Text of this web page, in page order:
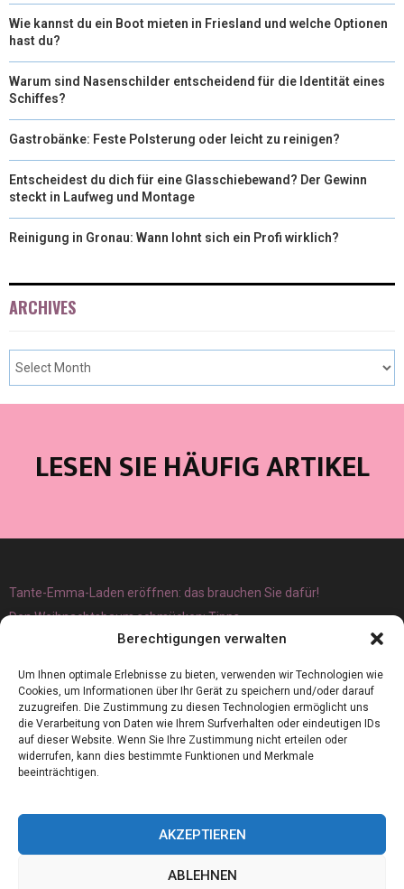
Berechtigungen verwalten
Um Ihnen optimale Erlebnisse zu bieten, verwenden wir Technologien wie
Cookies, um Informationen über Ihr Gerät zu speichern und/oder darauf
zuzugreifen. Die Zustimmung zu diesen Technologien ermöglicht uns
die Verarbeitung von Daten wie Ihrem Surfverhalten oder eindeutigen IDs
auf dieser Website. Wenn Sie Ihre Zustimmung nicht erteilen oder
widerrufen, kann dies bestimmte Funktionen und Merkmale
beeinträchtigen.
AKZEPTIEREN
ABLEHNEN
Wie kannst du ein Boot mieten in Friesland und welche Optionen
hast du?
Warum sind Nasenschilder entscheidend für die Identität eines
Schiffes?
Gastrobänke: Feste Polsterung oder leicht zu reinigen?
Entscheidest du dich für eine Glasschiebewand? Der Gewinn
steckt in Laufweg und Montage
Reinigung in Gronau: Wann lohnt sich ein Profi wirklich?
ARCHIVES
LESEN SIE HÄUFIG ARTIKEL
Tante-Emma-Laden eröffnen: das brauchen Sie dafür!
Den Weihnachtsbaum schmücken: Tipps